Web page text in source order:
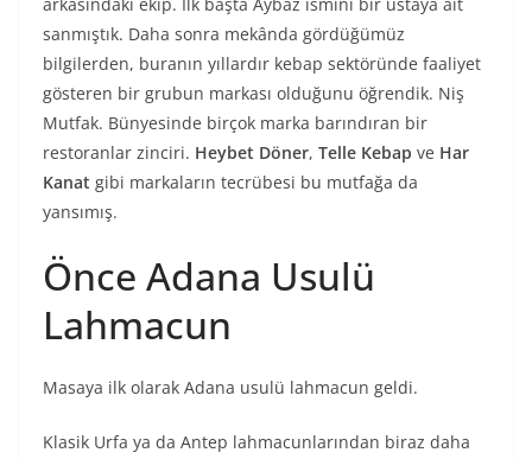
arkasındaki ekip. İlk başta Aybaz ismini bir ustaya ait
sanmıştık. Daha sonra mekânda gördüğümüz
bilgilerden, buranın yıllardır kebap sektöründe faaliyet
gösteren bir grubun markası olduğunu öğrendik. Niş
Mutfak. Bünyesinde birçok marka barındıran bir
restoranlar zinciri. Heybet Döner, Telle Kebap ve Har
Kanat gibi markaların tecrübesi bu mutfağa da
yansımış.
Önce Adana Usulü
Lahmacun
Masaya ilk olarak Adana usulü lahmacun geldi.
Klasik Urfa ya da Antep lahmacunlarından biraz daha